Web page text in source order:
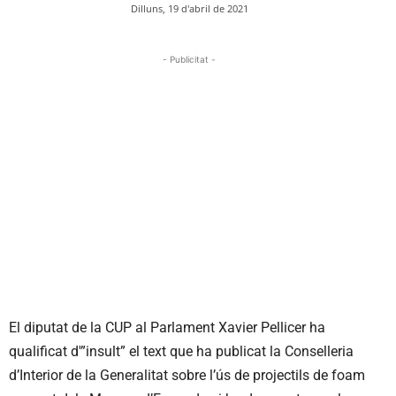
Dilluns, 19 d'abril de 2021
- Publicitat -
El diputat de la CUP al Parlament Xavier Pellicer ha
qualificat d'”insult” el text que ha publicat la Conselleria
d’Interior de la Generalitat sobre l’ús de projectils de foam